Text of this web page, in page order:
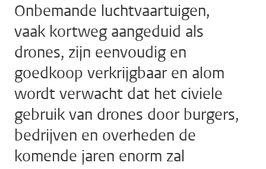
Onbemande luchtvaartuigen,
vaak kortweg aangeduid als
drones, zijn eenvoudig en
goedkoop verkrijgbaar en alom
wordt verwacht dat het civiele
gebruik van drones door burgers,
bedrijven en overheden de
komende jaren enorm zal